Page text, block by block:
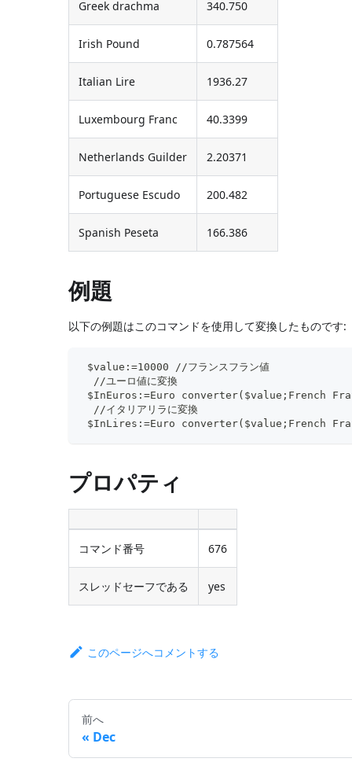
Greek drachma 340.750
Irish Pound 0.787564
Italian Lire 1936.27
Luxembourg Franc 40.3399
Netherlands Guilder 2.20371
Portuguese Escudo 200.482
Spanish Peseta 166.386
例題
以下の例題はこのコマンドを使用して変換したものです:
$value:=10000 //フランスフラン値
//ユーロ値に変換
$InEuros:=Euro converter($value;French
//イタリアリラに変換
$InLires:=Euro converter($value;French
プロパティ
コマンド番号 676
スレッドセーフである yes
このページへコメントする
前へ
Dec